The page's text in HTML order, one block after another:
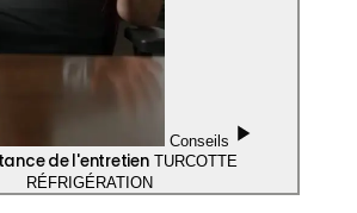
Conseils
de l'entretienTURCOTTE
RÉFRIGÉRATION